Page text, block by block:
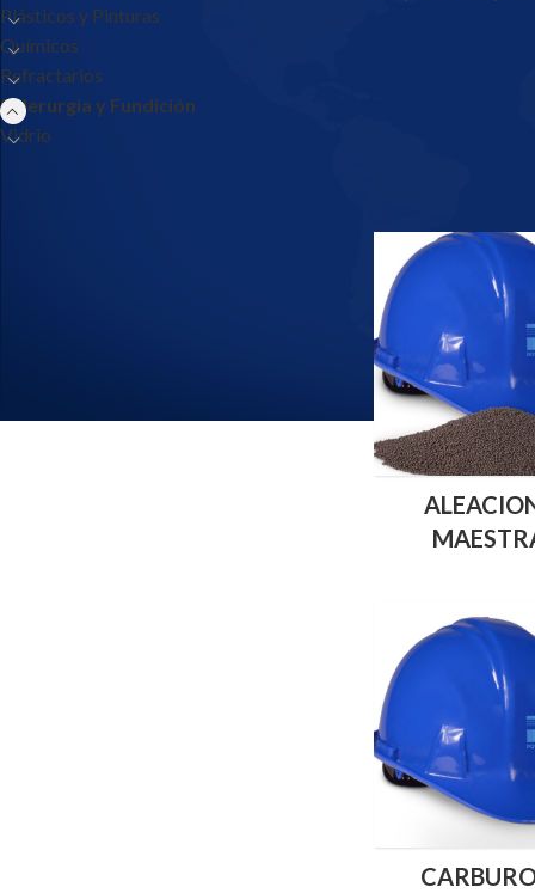
Plásticos y Pinturas
Químicos
Refractarios
Siderurgia y Fundición
Vidrio